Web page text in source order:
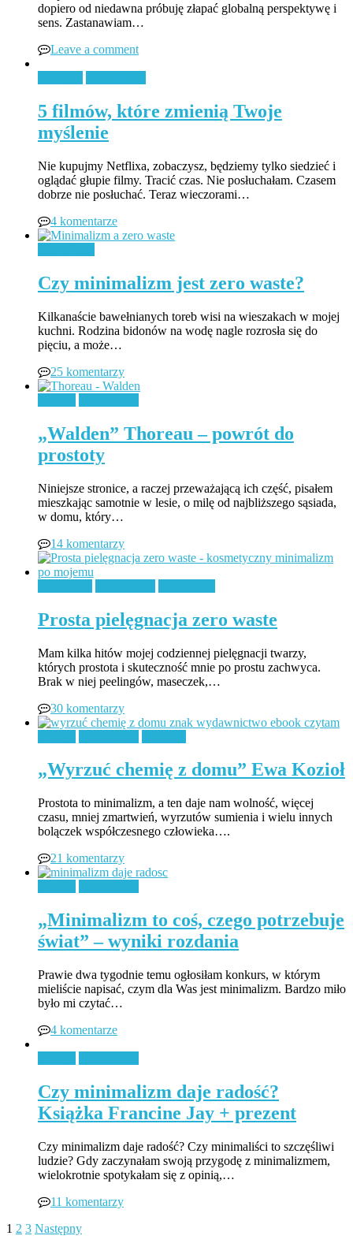
dopiero od niedawna próbuję złapać globalną perspektywę i
sens. Zastanawiam…
Leave a comment
5 filmów, które zmienią Twoje
myślenie
Nie kupujmy Netflixa, zobaczysz, będziemy tylko siedzieć i
oglądać głupie filmy. Tracić czas. Nie posłuchałam. Czasem
dobrze nie posłuchać. Teraz wieczorami…
4 komentarze
Czy minimalizm jest zero waste?
Kilkanaście bawełnianych toreb wisi na wieszakach w mojej
kuchni. Rodzina bidonów na wodę nagle rozrosła się do
pięciu, a może…
25 komentarzy
„Walden” Thoreau – powrót do
prostoty
Niniejsze stronice, a raczej przeważającą ich część, pisałem
mieszkając samotnie w lesie, o milę od najbliższego sąsiada,
w domu, który…
14 komentarzy
Prosta pielęgnacja zero waste
Mam kilka hitów mojej codziennej pielęgnacji twarzy,
których prostota i skuteczność mnie po prostu zachwyca.
Brak w niej peelingów, maseczek,…
30 komentarzy
„Wyrzuć chemię z domu” Ewa Kozioł
Prostota to minimalizm, a ten daje nam wolność, więcej
czasu, mniej zmartwień, wyrzutów sumienia i wielu innych
bolączek współczesnego człowieka….
21 komentarzy
„Minimalizm to coś, czego potrzebuje
świat” – wyniki rozdania
Prawie dwa tygodnie temu ogłosiłam konkurs, w którym
mieliście napisać, czym dla Was jest minimalizm. Bardzo miło
było mi czytać…
4 komentarze
Czy minimalizm daje radość?
Książka Francine Jay + prezent
Czy minimalizm daje radość? Czy minimaliści to szczęśliwi
ludzie? Gdy zaczynałam swoją przygodę z minimalizmem,
wielokrotnie spotykałam się z opinią,…
11 komentarzy
1 2 3 Następny